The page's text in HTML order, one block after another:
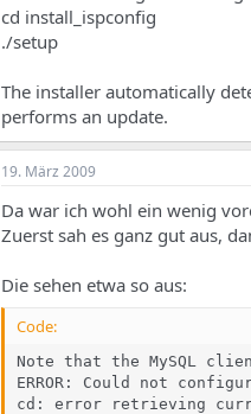
cd install_ispconfig
./setup
The installer automatically
performs an update.
19. März 2009
Da war ich wohl ein wenig
Zuerst sah es ganz gut aus,
Die sehen etwa so aus:
Code:
Note that the MySQL
ERROR: Could not
cd: error retrieving